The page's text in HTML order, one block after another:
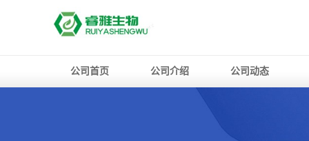
公司首页 公司介绍 公司动态